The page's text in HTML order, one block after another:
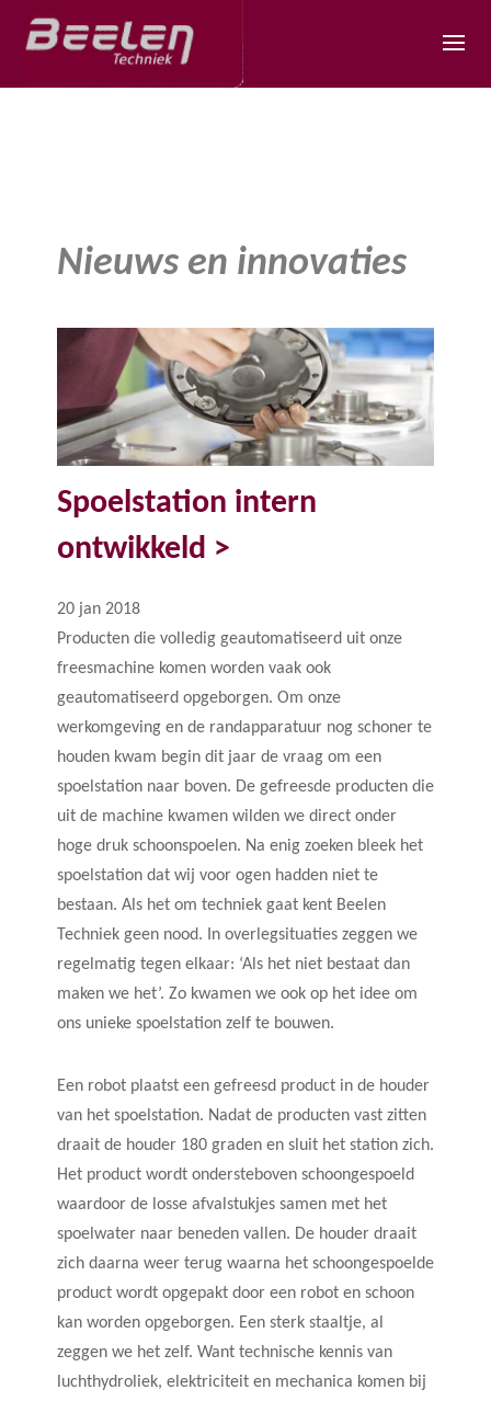
Nieuws en innovaties
Spoelstation intern
ontwikkeld >
20 jan 2018
Producten die volledig geautomatiseerd uit onze
freesmachine komen worden vaak ook
geautomatiseerd opgeborgen. Om onze
werkomgeving en de randapparatuur nog schoner te
houden kwam begin dit jaar de vraag om een
spoelstation naar boven. De gefreesde producten die
uit de machine kwamen wilden we direct ­­onder
hoge druk schoonspoelen. Na enig zoeken bleek het
spoelstation dat wij voor ogen hadden niet te
bestaan. Als het om techniek gaat kent Beelen
Techniek geen nood. In overlegsituaties zeggen we
regelmatig tegen elkaar: ‘Als het niet bestaat dan
maken we het’. Zo kwamen we ook op het idee om
ons unieke spoelstation zelf te bouwen.
Een robot plaatst een gefreesd product in de houder
van het spoelstation. Nadat de producten vast zitten
draait de houder 180 graden en sluit het station zich.
Het product wordt ondersteboven schoongespoeld
waardoor de losse afvalstukjes samen met het
spoelwater naar beneden vallen. De houder draait
zich daarna weer terug waarna het schoongespoelde
product wordt opgepakt door een robot en schoon
kan worden opgeborgen. Een sterk staaltje, al
zeggen we het zelf. Want technische kennis van
luchthydroliek, elektriciteit en mechanica komen bij